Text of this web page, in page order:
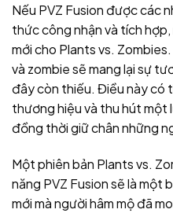
Nếu PVZ Fusion được các
thức công nhận và tích
mới cho Plants vs.
và zombie sẽ mang lại sự
đây còn thiếu. Điều này có
thương hiệu và thu hút một
đồng thời giữ chân những
Một phiên bản Plants vs.
năng PVZ Fusion sẽ là một
mới mà người hâm mộ đã